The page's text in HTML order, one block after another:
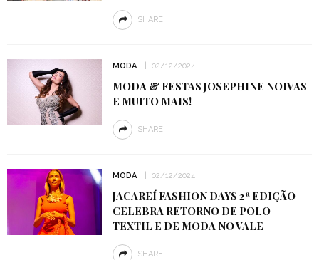
SHARE
MODA 02/12/2024
MODA & FESTAS JOSEPHINE NOIVAS
E MUITO MAIS!
SHARE
MODA 02/12/2024
JACAREÍ FASHION DAYS 2ª EDIÇÃO
CELEBRA RETORNO DE POLO
TEXTIL E DE MODA NO VALE
SHARE